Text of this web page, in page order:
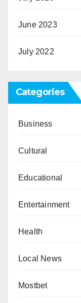
June 2023
July 2022
Categories
Business
Cultural
Educational
Entertainment
Health
Local News
Mostbet